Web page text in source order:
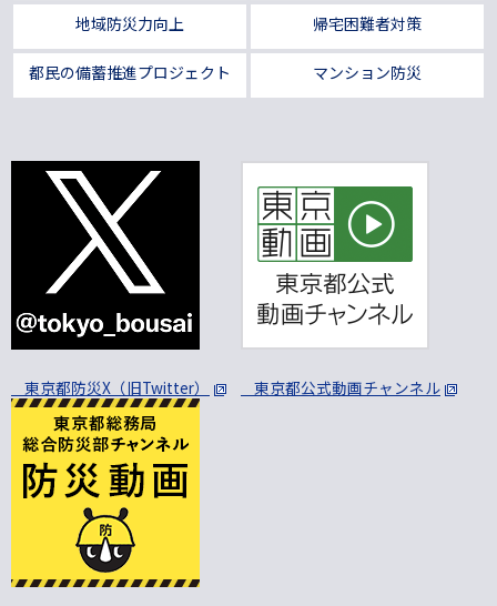
地域防災力向上 帰宅困難者対策
都民の備蓄推進プロジェクト マンション防災
東京都防災X（旧Twitter） 東京都公式動画チャンネル